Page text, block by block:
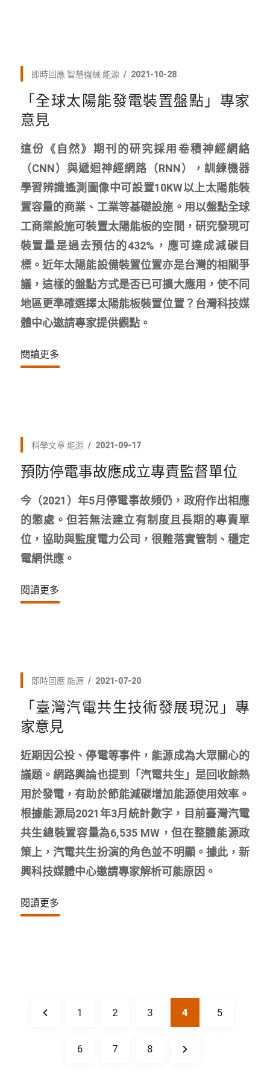
即時回應 智慧機械 能源 2021-10-28
「全球太陽能發電裝置盤點」專家
意見
這份《自然》期刊的研究採用卷積神經網絡
（CNN）與遞迴神經網路（RNN），訓練機器
學習辨識遙測圖像中可設置10KW以上太陽能裝
置容量的商業、工業等基礎設施。用以盤點全球
工商業設施可裝置太陽能板的空間，研究發現可
裝置量是過去預估的432%，應可達成減碳目
標。近年太陽能設備裝置位置亦是台灣的相關爭
議，這樣的盤點方式是否已可擴大應用，使不同
地區更準確選擇太陽能板裝置位置？台灣科技媒
體中心邀請專家提供觀點。
閱讀更多
科學文章 能源 2021-09-17
預防停電事故應成立專責監督單位
今（2021）年5月停電事故頻仍，政府作出相應
的懲處。但若無法建立有制度且長期的專責單
位，協助與監度電力公司，很難落實管制、穩定
電網供應。
閱讀更多
即時回應 能源 2021-07-20
「臺灣汽電共生技術發展現況」專
家意見
近期因公投、停電等事件，能源成為大眾關心的
議題。網路輿論也提到「汽電共生」是回收餘熱
用於發電，有助於節能減碳增加能源使用效率。
根據能源局2021年3月統計數字，目前臺灣汽電
共生總裝置容量為6,535 MW，但在整體能源政
策上，汽電共生扮演的角色並不明顯。據此，新
興科技媒體中心邀請專家解析可能原因。
閱讀更多
1 2 3 4 5
6 7 8